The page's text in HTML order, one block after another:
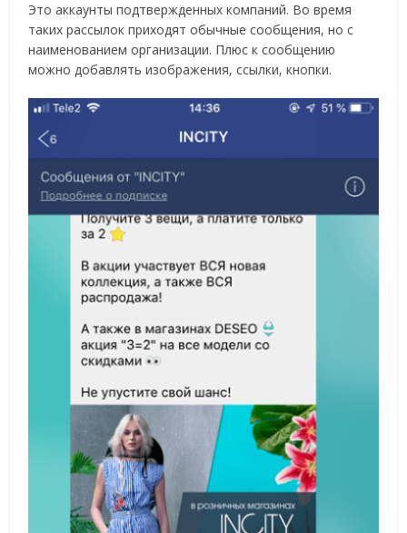
Это аккаунты подтвержденных компаний. Во время
таких рассылок приходят обычные сообщения, но с
наименованием организации. Плюс к сообщению
можно добавлять изображения, ссылки, кнопки.